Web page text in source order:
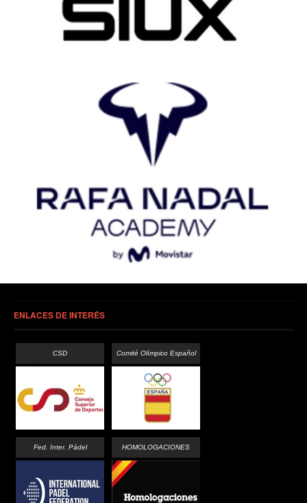
ENLACES DE INTERÉS
CSD Comité Olímpico Español
Fed. Inter. Pádel HOMOLOGACIONES